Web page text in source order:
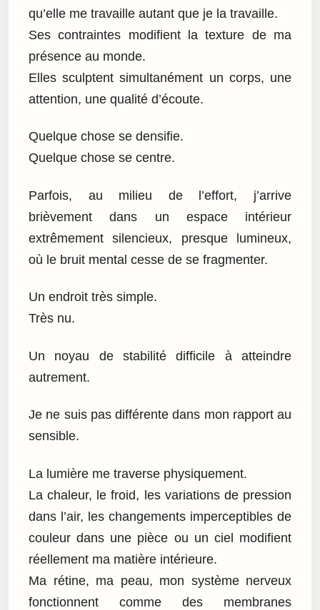
qu’elle me travaille autant que je la travaille.
Ses contraintes modifient la texture de ma
présence au monde.
Elles sculptent simultanément un corps, une
attention, une qualité d’écoute.
Quelque chose se densifie.
Quelque chose se centre.
Parfois, au milieu de l’effort, j’arrive
brièvement dans un espace intérieur
extrêmement silencieux, presque lumineux,
où le bruit mental cesse de se fragmenter.
Un endroit très simple.
Très nu.
Un noyau de stabilité difficile à atteindre
autrement.
Je ne suis pas différente dans mon rapport au
sensible.
La lumière me traverse physiquement.
La chaleur, le froid, les variations de pression
dans l’air, les changements imperceptibles de
couleur dans une pièce ou un ciel modifient
réellement ma matière intérieure.
Ma rétine, ma peau, mon système nerveux
fonctionnent comme des membranes